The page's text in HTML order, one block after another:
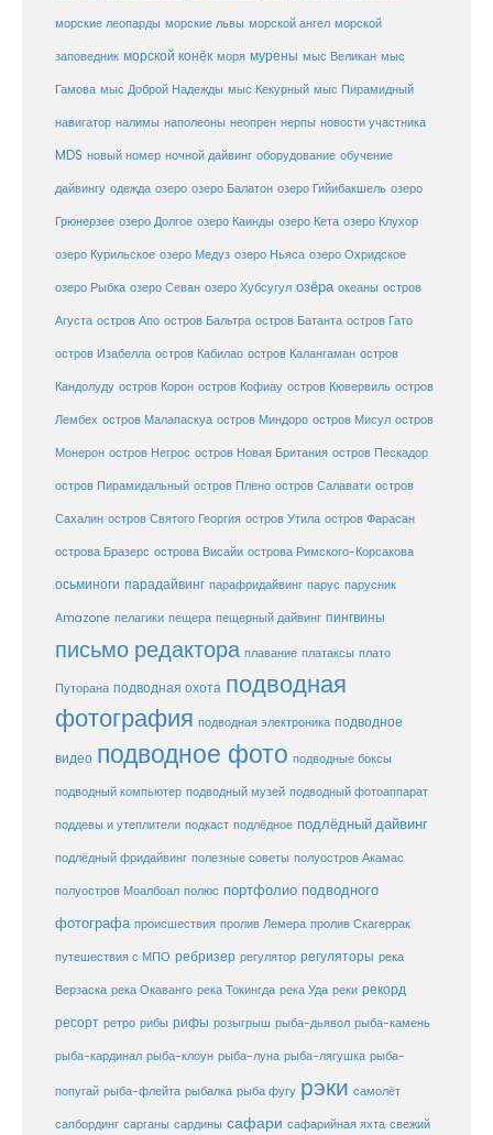
морские леопарды морские львы морской ангел морской
заповедник морской конёк моря мурены мыс Великан мыс
Гамова мыс Доброй Надежды мыс Кекурный мыс Пирамидный
навигатор налимы наполеоны неопрен нерпы новости участника
MDS новый номер ночной дайвинг оборудование обучение
дайвингу одежда озеро озеро Балатон озеро Гийибакшель озеро
Грюнерзее озеро Долгое озеро Каинды озеро Кета озеро Клухор
озеро Курильское озеро Медуз озеро Ньяса озеро Охридское
озеро Рыбка озеро Севан озеро Хубсугул озёра океаны остров
Агуста остров Апо остров Бальтра остров Батанта остров Гато
остров Изабелла остров Кабилао остров Калангаман остров
Кандолуду остров Корон остров Кофиау остров Кювервиль остров
Лембех остров Малапаскуа остров Миндоро остров Мисул остров
Монерон остров Негрос остров Новая Британия остров Пескадор
остров Пирамидальный остров Плено остров Салавати остров
Сахалин остров Святого Георгия остров Утила остров Фарасан
острова Бразерс острова Висайи острова Римского-Корсакова
осьминоги парадайвинг парафридайвинг парус парусник
Amazone пелагики пещера пещерный дайвинг пингвины
письмо редактора плавание платаксы плато
Путорана подводная охота подводная
фотография подводная электроника подводное
видео подводное фото подводные боксы
подводный компьютер подводный музей подводный фотоаппарат
поддевы и утеплители подкаст подлёдное подлёдный дайвинг
подлёдный фридайвинг полезные советы полуостров Акамас
полуостров Моалбоал полюс портфолио подводного
фотографа происшествия пролив Лемера пролив Скагеррак
путешествия с МПО ребризер регулятор регуляторы река
Верзаска река Окаванго река Токингда река Уда реки рекорд
ресорт ретро рибы рифы розыгрыш рыба-дьявол рыба-камень
рыба-кардинал рыба-клоун рыба-луна рыба-лягушка рыба-
попугай рыба-флейта рыбалка рыба фугу рэки самолёт
сапбординг сарганы сардины сафари сафарийная яхта свежий